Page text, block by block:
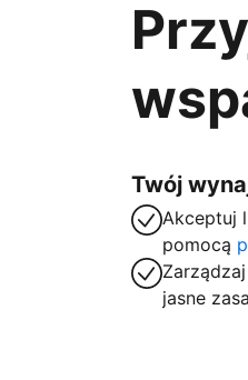
Twój
Akceptuj
pomocą
jasne